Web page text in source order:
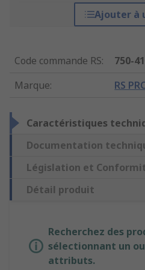
Ajouter à
Code commande RS:
750-
Marque: RS
Caractéristiques
Documentation
Législation et
Détail produit
Recherchez des
sélectionnant un
attributs.